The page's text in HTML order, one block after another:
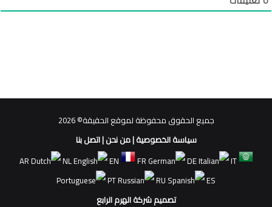
جميع الحقوق محفوظة لموقع الحقيقة© 2026
سياسة الخصوصية|من نحن|اتصل بنا
AR
NL EN FR DE
IT
PT
RU
ES
تصميم شركة الهرم الرابع